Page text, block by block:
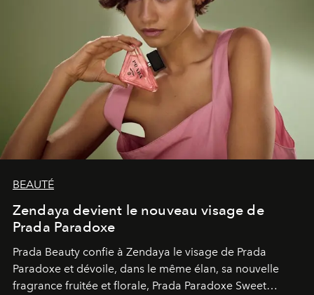
BEAUTÉ
Zendaya devient le nouveau visage de
Prada Paradoxe
Prada Beauty confie à Zendaya le visage de Prada
Paradoxe et dévoile, dans le même élan, sa nouvelle
fragrance fruitée et florale, Prada Paradoxe Sweet